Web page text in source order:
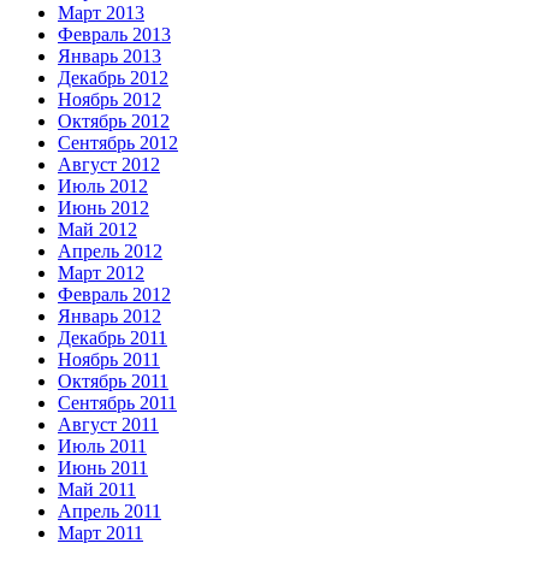
Март 2013
Февраль 2013
Январь 2013
Декабрь 2012
Ноябрь 2012
Октябрь 2012
Сентябрь 2012
Август 2012
Июль 2012
Июнь 2012
Май 2012
Апрель 2012
Март 2012
Февраль 2012
Январь 2012
Декабрь 2011
Ноябрь 2011
Октябрь 2011
Сентябрь 2011
Август 2011
Июль 2011
Июнь 2011
Май 2011
Апрель 2011
Март 2011